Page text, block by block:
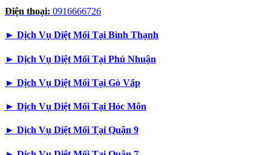
Điện thoại: 0916666726
► Dịch Vụ Diệt Mối Tại Bình Thạnh
► Dịch Vụ Diệt Mối Tại Phú Nhuận
► Dịch Vụ Diệt Mối Tại Gò Vấp
► Dịch Vụ Diệt Mối Tại Hóc Môn
► Dịch Vụ Diệt Mối Tại Quận 9